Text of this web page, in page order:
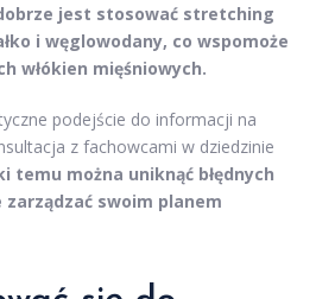
jest stosować stretching
i węglowodany, co wspomoże
włókien mięśniowych.
podejście do informacji na
z fachowcami w dziedzinie
temu można uniknąć błędnych
swoim planem